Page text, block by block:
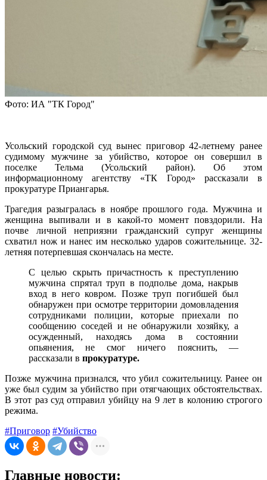
Фото: ИА "ТК Город"
Усольский городской суд вынес приговор 42-летнему ранее
судимому мужчине за убийство, которое он совершил в
поселке Тельма (Усольский район). Об этом
информационному агентству «ТК Город» рассказали в
прокуратуре Приангарья.
Трагедия разыгралась в ноябре прошлого года. Мужчина и
женщина выпивали и в какой-то момент повздорили. На
почве личной неприязни гражданский супруг женщины
схватил нож и нанес им несколько ударов сожительнице. 32-
летняя потерпевшая скончалась на месте.
С целью скрыть причастность к преступлению
мужчина спрятал труп в подполье дома, накрыв
вход в него ковром. Позже труп погибшей был
обнаружен при осмотре территории домовладения
сотрудниками полиции, которые приехали по
сообщению соседей и не обнаружили хозяйку, а
осужденный, находясь дома в состоянии
опьянения, не смог ничего пояснить, —
рассказали в прокуратуре.
Позже мужчина признался, что убил сожительницу. Ранее он
уже был судим за убийство при отягчающих обстоятельствах.
В этот раз суд отправил убийцу на 9 лет в колонию строгого
режима.
#Приговор #Убийство
Главные новости: